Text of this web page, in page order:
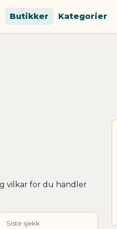
Butikker Kategorier
vilkar for du handler
Siste sjekk